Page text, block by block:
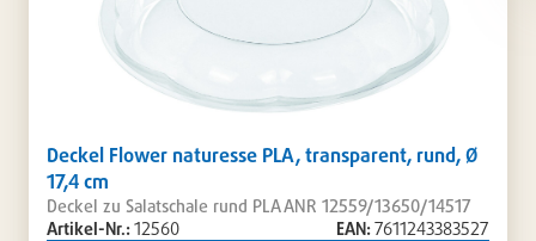
Deckel Flower naturesse PLA, transparent, rund, Ø
17,4 cm
Deckel zu Salatschale rund PLA ANR 12559/13650/14517
Artikel-Nr.:12560 EAN:7611243383527